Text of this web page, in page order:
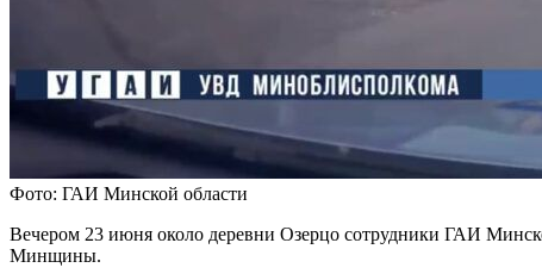
Фото: ГАИ Минской области
Вечером 23 июня около деревни Озерцо сотрудники ГАИ
Минщины.